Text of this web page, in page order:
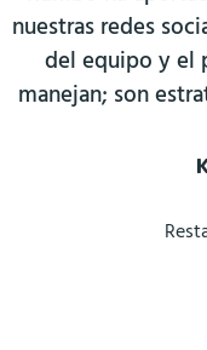
nuestras redes
del equipo y el
manejan; son